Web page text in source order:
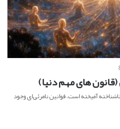
آمیخته است، قوانین نامرئی‌ای وجود